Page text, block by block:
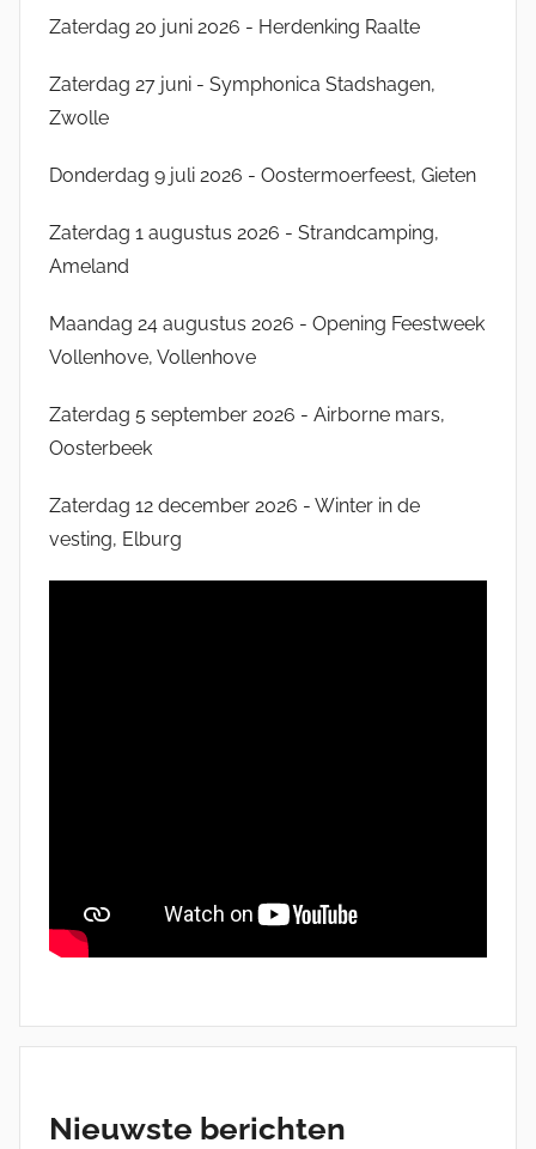
Zaterdag 20 juni 2026 - Herdenking Raalte
Zaterdag 27 juni - Symphonica Stadshagen,
Zwolle
Donderdag 9 juli 2026 - Oostermoerfeest, Gieten
Zaterdag 1 augustus 2026 - Strandcamping,
Ameland
Maandag 24 augustus 2026 - Opening Feestweek
Vollenhove, Vollenhove
Zaterdag 5 september 2026 - Airborne mars,
Oosterbeek
Zaterdag 12 december 2026 - Winter in de
vesting, Elburg
Nieuwste berichten